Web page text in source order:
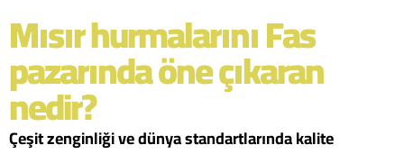
Mısır hurmalarını Fas
pazarında öne çıkaran
nedir?
Çeşit zenginliği ve dünya standartlarında kalite